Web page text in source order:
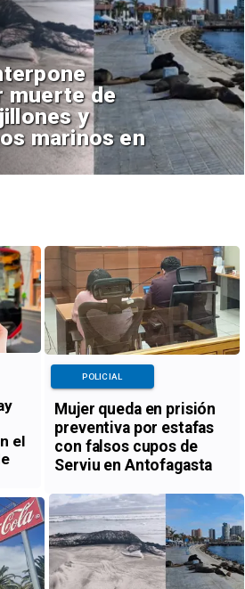
muerte de
y
marinos en
el
Mujer queda en prisión
preventiva por estafas
con falsos cupos de
Serviu en Antofagasta
POLICIAL